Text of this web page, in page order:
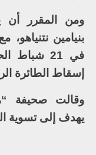
ومن المقرر أن
بنيامين نتنياهو،
في 21
إسقاط الطائرة
وقالت صحيفة
يهدف إلى تسوية